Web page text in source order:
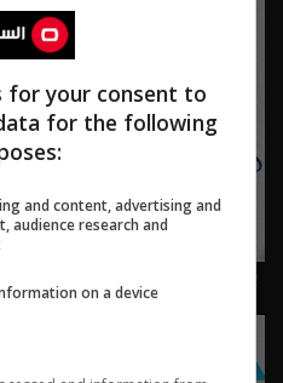
for your consent to
for the following
and content, advertising and
audience research and
on a device